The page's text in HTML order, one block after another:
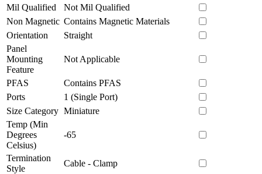
Mil Qualified
Not Mil Qualified
Non Magnetic Contains Magnetic Materials
Orientation
Straight
Panel
Mounting
Feature
Not Applicable
PFAS
Contains PFAS
Ports
1 (Single Port)
Size Category Miniature
Temp (Min
Degrees
Celsius)
-65
Termination
Style
Cable - Clamp